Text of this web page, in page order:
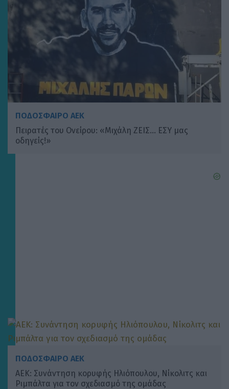
ΠΟΔΟΣΦΑΙΡΟ ΑΕΚ
Πειρατές του Ονείρου: «Μιχάλη ΖΕΙΣ… ΕΣΥ μας
οδηγείς!»
ΠΟΔΟΣΦΑΙΡΟ ΑΕΚ
ΑΕΚ: Συνάντηση κορυφής Ηλιόπουλου, Νίκολιτς και
Ριμπάλτα για τον σχεδιασμό της ομάδας